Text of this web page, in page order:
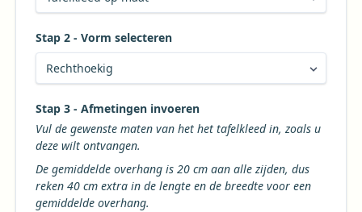
Stap 2 - Vorm selecteren
Kies de gewenste vorm voor uw tafelkleed
Stap 3 - Afmetingen invoeren
Vul de gewenste maten van het het tafelkleed in, zoals u
deze wilt ontvangen.
De gemiddelde overhang is 20 cm aan alle zijden, dus
reken 40 cm extra in de lengte en de breedte voor een
gemiddelde overhang.